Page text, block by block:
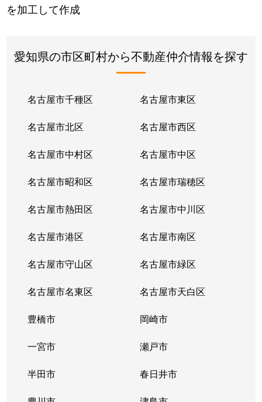
を加工して作成
愛知県の市区町村から不動産仲介情報を探す
名古屋市千種区 名古屋市東区
名古屋市北区 名古屋市西区
名古屋市中村区 名古屋市中区
名古屋市昭和区 名古屋市瑞穂区
名古屋市熱田区 名古屋市中川区
名古屋市港区 名古屋市南区
名古屋市守山区 名古屋市緑区
名古屋市名東区 名古屋市天白区
豊橋市 岡崎市
一宮市 瀬戸市
半田市 春日井市